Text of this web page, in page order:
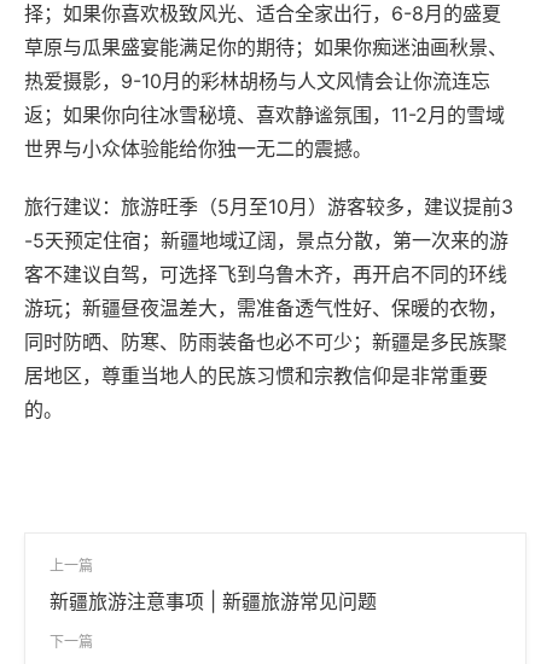
择；如果你喜欢极致风光、适合全家出行，6-8月的盛夏
草原与瓜果盛宴能满足你的期待；如果你痴迷油画秋景、
热爱摄影，9-10月的彩林胡杨与人文风情会让你流连忘
返；如果你向往冰雪秘境、喜欢静谧氛围，11-2月的雪域
世界与小众体验能给你独一无二的震撼。
旅行建议：旅游旺季（5月至10月）游客较多，建议提前3
-5天预定住宿；新疆地域辽阔，景点分散，第一次来的游
客不建议自驾，可选择飞到乌鲁木齐，再开启不同的环线
游玩；新疆昼夜温差大，需准备透气性好、保暖的衣物，
同时防晒、防寒、防雨装备也必不可少；新疆是多民族聚
居地区，尊重当地人的民族习惯和宗教信仰是非常重要
的。
上一篇
新疆旅游注意事项 | 新疆旅游常见问题
下一篇